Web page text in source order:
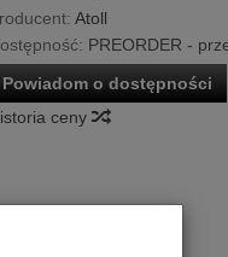
Atoll
PREORDER -
Powiadom o dostępności
ceny